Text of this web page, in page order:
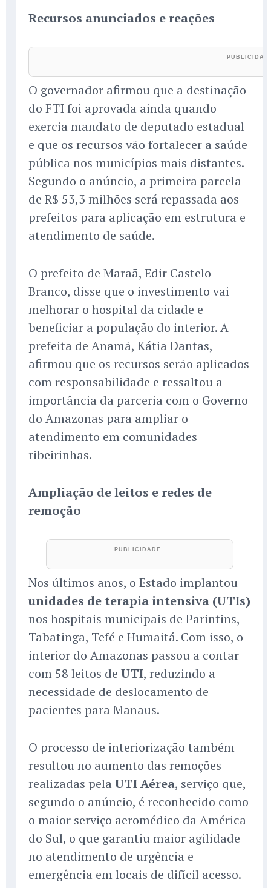
Recursos anunciados e reações
O governador afirmou que a destinação
do FTI foi aprovada ainda quando
exercia mandato de deputado estadual
e que os recursos vão fortalecer a saúde
pública nos municípios mais distantes.
Segundo o anúncio, a primeira parcela
de R$ 53,3 milhões será repassada aos
prefeitos para aplicação em estrutura e
atendimento de saúde.
O prefeito de Maraã, Edir Castelo
Branco, disse que o investimento vai
melhorar o hospital da cidade e
beneficiar a população do interior. A
prefeita de Anamã, Kátia Dantas,
afirmou que os recursos serão aplicados
com responsabilidade e ressaltou a
importância da parceria com o Governo
do Amazonas para ampliar o
atendimento em comunidades
ribeirinhas.
Ampliação de leitos e redes de
remoção
Nos últimos anos, o Estado implantou
unidades de terapia intensiva (UTIs)
nos hospitais municipais de Parintins,
Tabatinga, Tefé e Humaitá. Com isso, o
interior do Amazonas passou a contar
com 58 leitos de UTI, reduzindo a
necessidade de deslocamento de
pacientes para Manaus.
O processo de interiorização também
resultou no aumento das remoções
realizadas pela UTI Aérea, serviço que,
segundo o anúncio, é reconhecido como
o maior serviço aeromédico da América
do Sul, o que garantiu maior agilidade
no atendimento de urgência e
emergência em locais de difícil acesso.